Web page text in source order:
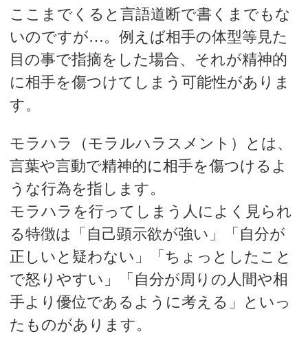
ここまでくると言語道断で書くまでもな
いのですが…。例えば相手の体型等見た
目の事で指摘をした場合、それが精神的
に相手を傷つけてしまう可能性がありま
す。
モラハラ（モラルハラスメント）とは、
言葉や言動で精神的に相手を傷つけるよ
うな行為を指します。
モラハラを行ってしまう人によく見られ
る特徴は「自己顕示欲が強い」「自分が
正しいと疑わない」「ちょっとしたこと
で怒りやすい」「自分が周りの人間や相
手より優位であるように考える」といっ
たものがあります。